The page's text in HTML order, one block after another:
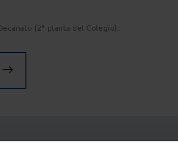
(2ª planta del Colegio).